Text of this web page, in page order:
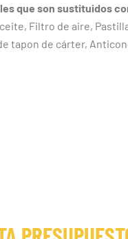
que son sustituidos
Filtro de aire,
tapon de cárter,